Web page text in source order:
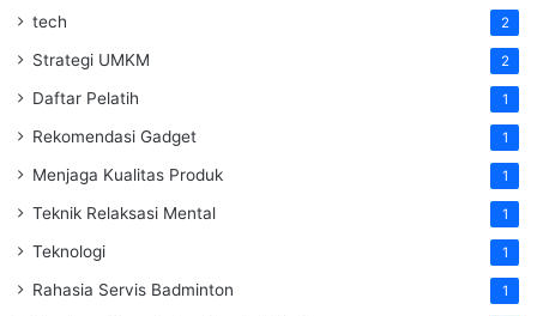
tech 2
Strategi UMKM 2
Daftar Pelatih 1
Rekomendasi Gadget 1
Menjaga Kualitas Produk 1
Teknik Relaksasi Mental 1
Teknologi 1
Rahasia Servis Badminton 1